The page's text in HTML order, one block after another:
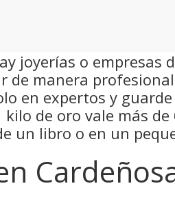
joyerías o empresas
de manera
en expertos y
de oro vale más de
un libro o en un